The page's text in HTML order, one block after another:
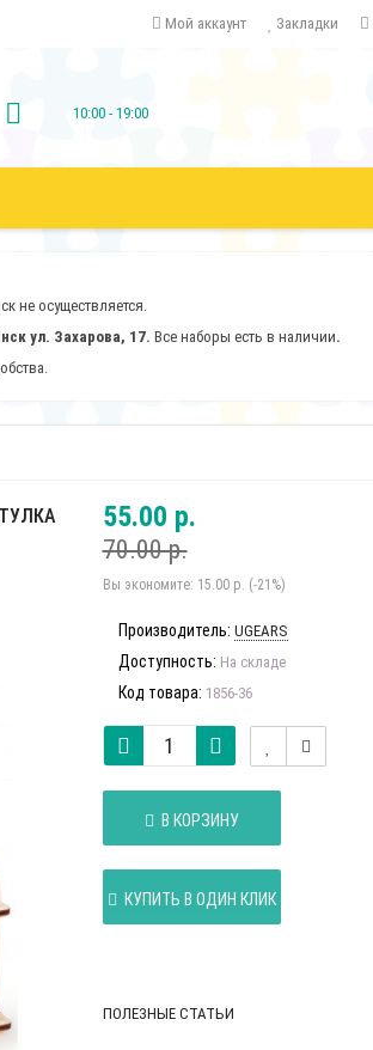
Мой аккаунт Закладки
10:00 - 19:00
не осуществляется.
ул. Захарова, 17. Все наборы есть в наличии.
55.00 р.
70.00 р.
Вы экономите: 15.00 р. (-21%)
Производитель: UGEARS
Доступность: На складе
Код товара: 1856-36
В КОРЗИНУ
КУПИТЬ В ОДИН КЛИК
ПОЛЕЗНЫЕ СТАТЬИ